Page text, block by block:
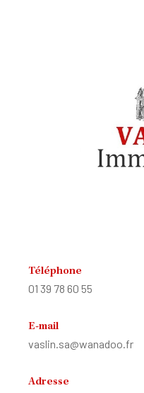
Téléphone
01 39 78 60 55
E-mail
vaslin.sa@wanadoo.fr
Adresse